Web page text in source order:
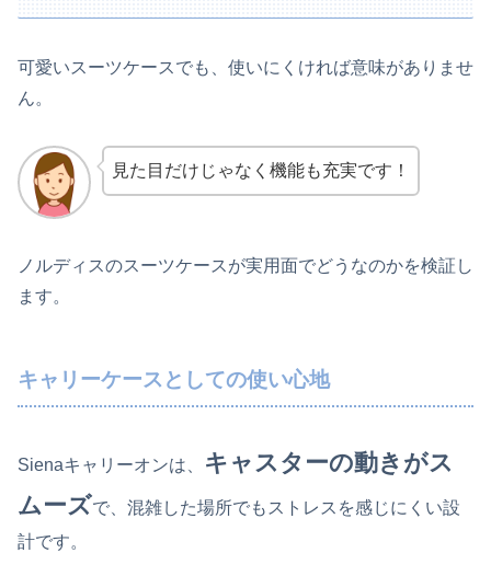
可愛いスーツケースでも、使いにくければ意味がありませ
ん。
見た目だけじゃなく機能も充実です！
ノルディスのスーツケースが実用面でどうなのかを検証し
ます。
キャリーケースとしての使い心地
Sienaキャリーオンは、
キャスターの動きがス
ムーズで、混雑した場所でもストレスを感じにくい設
計です。